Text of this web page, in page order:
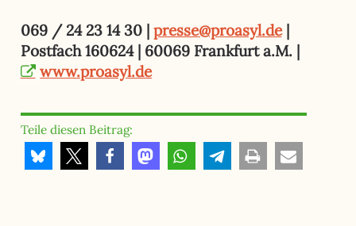
069 / 24 23 14 30 | presse@proasyl.de|
Postfach 160624 | 60069 Frankfurt a.M. |
www.proasyl.de
Teile diesen Beitrag: